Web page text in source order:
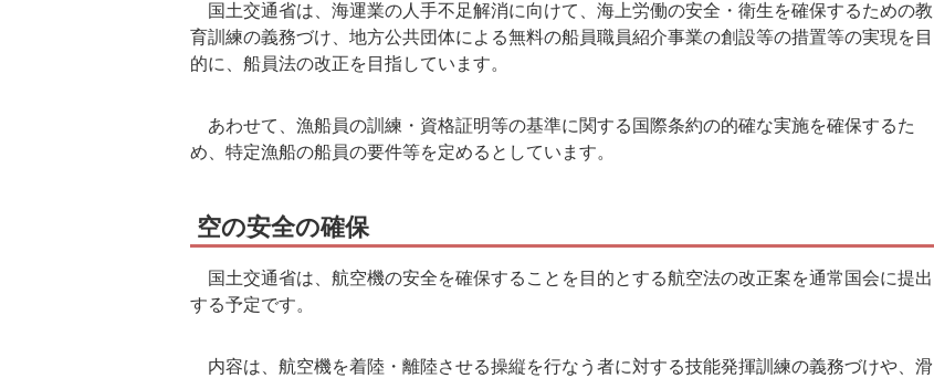
国土交通省は、海運業の人手不足解消に向けて、海上労働の安全・衛生を確保するための教
育訓練の義務づけ、地方公共団体による無料の船員職員紹介事業の創設等の措置等の実現を目
的に、船員法の改正を目指しています。
あわせて、漁船員の訓練・資格証明等の基準に関する国際条約の的確な実施を確保するた
め、特定漁船の船員の要件等を定めるとしています。
空の安全の確保
国土交通省は、航空機の安全を確保することを目的とする航空法の改正案を通常国会に提出
する予定です。
内容は、航空機を着陸・離陸させる操縦を行なう者に対する技能発揮訓練の義務づけや、滑